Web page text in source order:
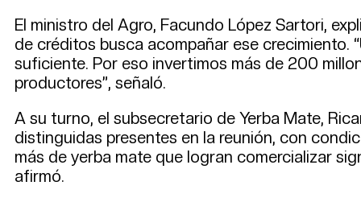
El ministro del Agro, Facundo López Sartori,
de créditos busca acompañar ese crecimiento.
suficiente. Por eso invertimos más de 200
productores”, señaló.
A su turno, el subsecretario de Yerba Mate,
distinguidas presentes en la reunión, con
más de yerba mate que logran comercializar
afirmó.